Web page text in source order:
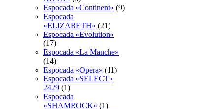
Espocada «Continent» (9)
Espocada
«ELIZABETH» (21)
Espocada «Evolution»
(17)
Espocada «La Manche»
(14)
Espocada «Opera» (11)
Espocada «SELECT»
2429 (1)
Espocada
«SHAMROCK» (1)